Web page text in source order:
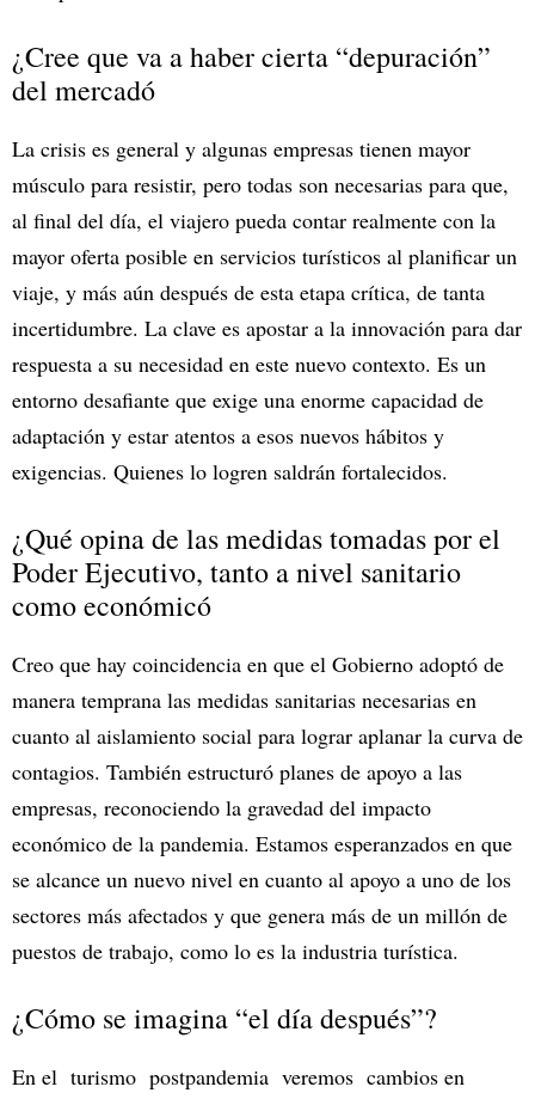
¿Cree que va a haber cierta “depuración”
del mercadó
La crisis es general y algunas empresas tienen mayor
músculo para resistir, pero todas son necesarias para que,
al final del día, el viajero pueda contar realmente con la
mayor oferta posible en servicios turísticos al planificar un
viaje, y más aún después de esta etapa crítica, de tanta
incertidumbre. La clave es apostar a la innovación para dar
respuesta a su necesidad en este nuevo contexto. Es un
entorno desafiante que exige una enorme capacidad de
adaptación y estar atentos a esos nuevos hábitos y
exigencias. Quienes lo logren saldrán fortalecidos.
¿Qué opina de las medidas tomadas por el
Poder Ejecutivo, tanto a nivel sanitario
como económicó
Creo que hay coincidencia en que el Gobierno adoptó de
manera temprana las medidas sanitarias necesarias en
cuanto al aislamiento social para lograr aplanar la curva de
contagios. También estructuró planes de apoyo a las
empresas, reconociendo la gravedad del impacto
económico de la pandemia. Estamos esperanzados en que
se alcance un nuevo nivel en cuanto al apoyo a uno de los
sectores más afectados y que genera más de un millón de
puestos de trabajo, como lo es la industria turística.
¿Cómo se imagina “el día después”?
En el turismo postpandemia veremos cambios en